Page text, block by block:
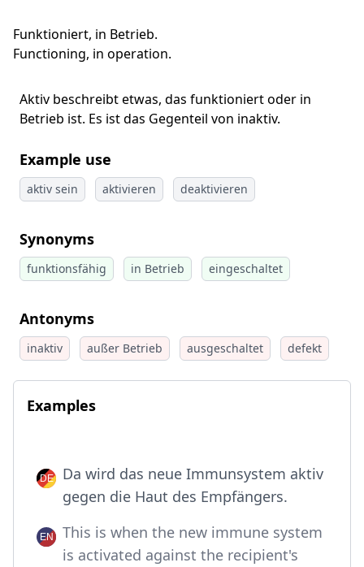
Funktioniert, in Betrieb.
Functioning, in operation.
Aktiv beschreibt etwas, das funktioniert oder in
Betrieb ist. Es ist das Gegenteil von inaktiv.
Example use
aktiv sein aktivieren deaktivieren
Synonyms
funktionsfähig in Betrieb eingeschaltet
Antonyms
inaktiv außer Betrieb ausgeschaltet defekt
Examples
Da wird das neue Immunsystem aktiv
gegen die Haut des Empfängers.
This is when the new immune system
is activated against the recipient's